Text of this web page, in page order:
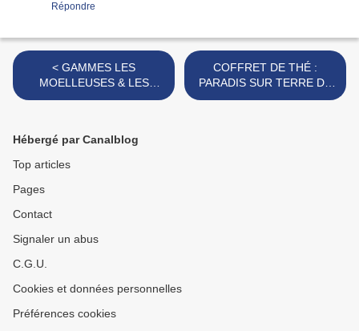
Répondre
< GAMMES LES
MOELLEUSES & LES
CRAQUANTES - IL ÉTAIT
#SNACKING #BIO
#CONCOURS]
COFFRET DE THÉ :
PARADIS SUR TERRE DU
COMPTOIR FRANÇAIS DU
Hébergé par Canalblog
Top articles
Pages
Contact
Signaler un abus
C.G.U.
Cookies et données personnelles
Préférences cookies